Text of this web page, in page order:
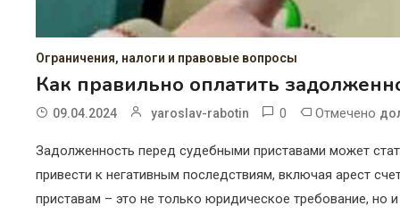
Ограничения, налоги и правовые вопросы
Как правильно оплатить
09.04.2024 yaroslav-rabotin 0 Отмечено
Задолженность перед судебными приставами может
привести к негативным последствиям, включая арест
приставам – это не только юридическое требование,